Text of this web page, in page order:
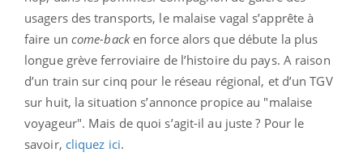
usagers des transports, le malaise vagal s’apprête à
faire un come-backen force alors que débute la plus
longue grève ferroviaire de l’histoire du pays. A raison
d’un train sur cinq pour le réseau régional, et d’un TGV
sur huit, la situation s’annonce propice au "malaise
voyageur". Mais de quoi s’agit-il au juste ? Pour le
savoir, cliquez ici.